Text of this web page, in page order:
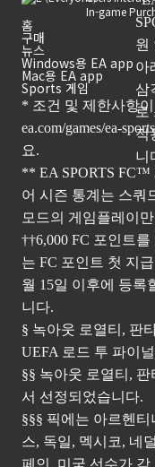
In-game
홈
구매
뉴스
Windows용 EA app
Mac용 EA app
Sports 게임
* 조건 및 제한사항
ea.com/games/ea-
요.
** EA SPORTS FC™
어 시즌 통계는 스쿼
모드의 게임플레이
††6,000 FC 포인트
는 FC 포인트 첫 지
월 15일 이후에 등록
니다.
§ 녹아웃 로열티, 판
UEFA 로드 투 파이
§§ 녹아웃 로열티,
서 선정되었습니다.
§§§ 픽에는 아르헨
스, 독일, 멕시코, 네